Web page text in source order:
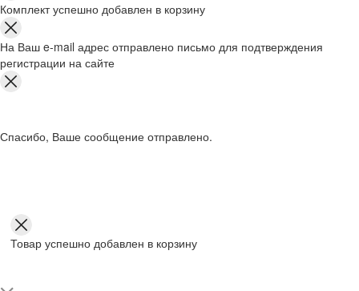
Комплект успешно добавлен в корзину
На Ваш e-mail адрес отправлено письмо для подтверждения
регистрации на сайте
Спасибо, Ваше сообщение отправлено.
Товар успешно добавлен в корзину